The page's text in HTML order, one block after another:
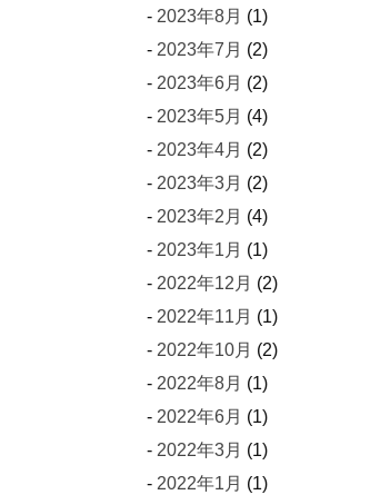
2023年8月 (1)
2023年7月 (2)
2023年6月 (2)
2023年5月 (4)
2023年4月 (2)
2023年3月 (2)
2023年2月 (4)
2023年1月 (1)
2022年12月 (2)
2022年11月 (1)
2022年10月 (2)
2022年8月 (1)
2022年6月 (1)
2022年3月 (1)
2022年1月 (1)